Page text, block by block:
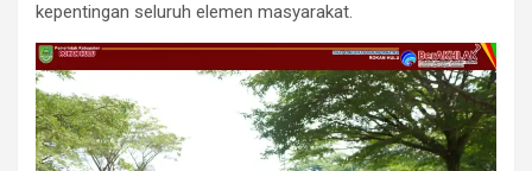
kepentingan seluruh elemen masyarakat.